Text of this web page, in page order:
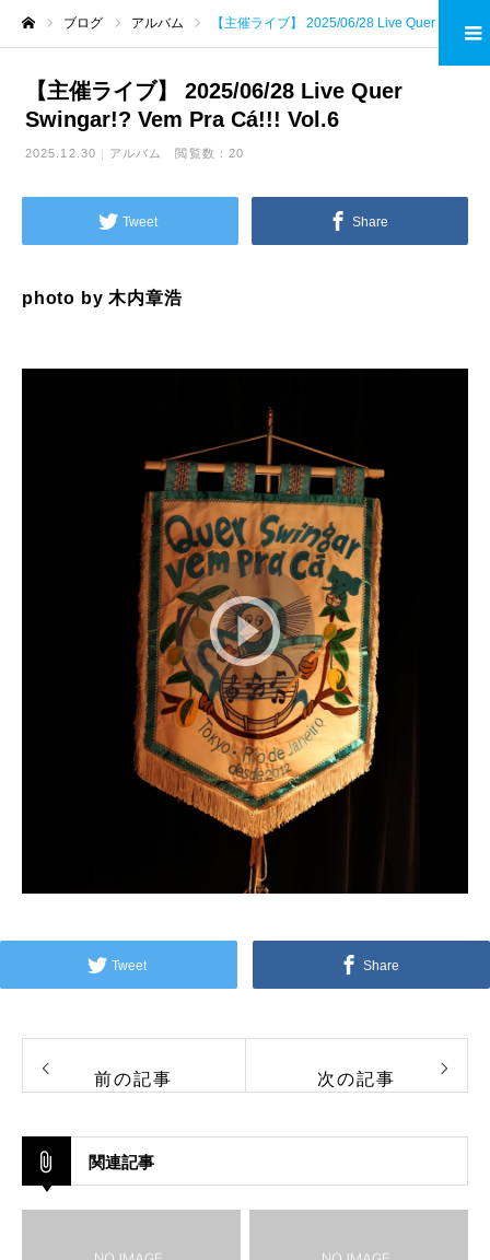
ブログ アルバム 【主催ライブ】 2025/06/28 Live Quer Swingar!? Vem Pra Cá!!! Vol.6
【主催ライブ】 2025/06/28 Live Quer
Swingar!? Vem Pra Cá!!! Vol.6
2025.12.30 アルバム 閲覧数：20
Tweet Share
photo by 木内章浩
Tweet Share
前の記事 次の記事
関連記事